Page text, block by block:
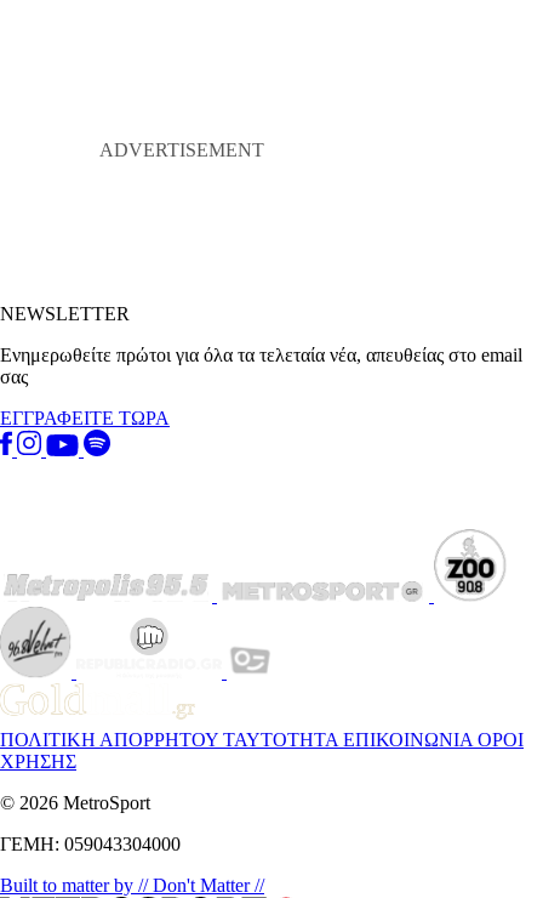
NEWSLETTER
Ενημερωθείτε πρώτοι για όλα τα τελεταία νέα, απευθείας στο email
σας
ΕΓΓΡΑΦΕΙΤΕ ΤΩΡΑ
ΠΟΛΙΤΙΚΗ ΑΠΟΡΡΗΤΟΥ ΤΑΥΤΟΤΗΤΑ ΕΠΙΚΟΙΝΩΝΙΑ ΟΡΟΙ
ΧΡΗΣΗΣ
© 2026 MetroSport
ΓΕΜΗ: 059043304000
Built to matter by // Don't Matter //